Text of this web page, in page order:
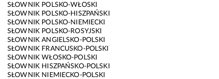
SŁOWNIK POLSKO-WŁOSKI
SŁOWNIK POLSKO-HISZPAŃSKI
SŁOWNIK POLSKO-NIEMIECKI
SŁOWNIK POLSKO-ROSYJSKI
SŁOWNIK ANGIELSKO-POLSKI
SŁOWNIK FRANCUSKO-POLSKI
SŁOWNIK WŁOSKO-POLSKI
SŁOWNIK HISZPAŃSKO-POLSKI
SŁOWNIK NIEMIECKO-POLSKI